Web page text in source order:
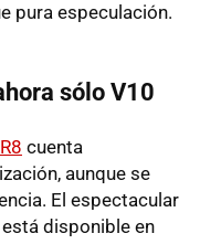
pura especulación.
sólo V10
cuenta
aunque se
El espectacular
disponible en